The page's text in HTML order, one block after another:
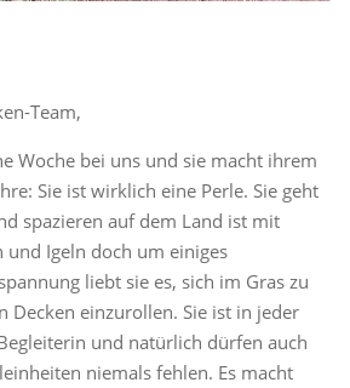
Team,
Woche bei uns und sie macht ihrem
Sie ist wirklich eine Perle. Sie geht
spazieren auf dem Land ist mit
und Igeln doch um einiges
liebt sie es, sich im Gras zu
Decken einzurollen. Sie ist in jeder
und natürlich dürfen auch
niemals fehlen. Es macht